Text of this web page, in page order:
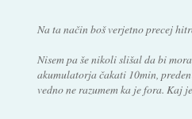
Na ta način boš verjetno precej
Nisem pa še nikoli slišal da bi
akumulatorja čakati 10min, preden
vedno ne razumem ka je fora. Kaj